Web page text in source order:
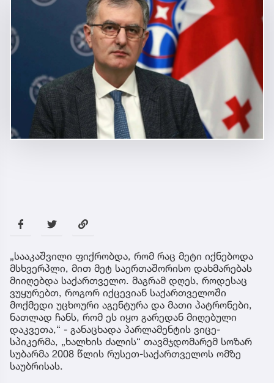
„სააკაშვილი ფიქრობდა, რომ რაც მეტი იქნებოდა
მსხვერპლი, მით მეტ საერთაშორისო დახმარებას
მიიღებდა საქართველო. მაგრამ დღეს, როდესაც
ვუყურებთ, როგორ იქცევიან საქართველოში
მოქმედი უცხოური აგენტურა და მათი პატრონები,
ნათლად ჩანს, რომ ეს იყო გარედან მიღებული
დაკვეთა,“ - განაცხადა პარლამენტის ვიცე-
სპიკერმა, „ხალხის ძალის“ თავმჯდომარემ სოზარ
სუბარმა 2008 წლის რუსეთ-საქართველოს ომზე
საუბრისას.